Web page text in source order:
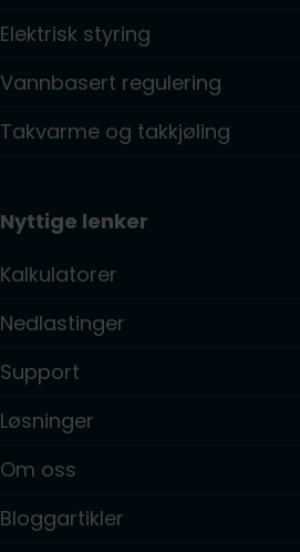
Elektrisk styring
Vannbasert regulering
Takvarme og takkjøling
Nyttige lenker
Kalkulatorer
Nedlastinger
Support
Løsninger
Om oss
Bloggartikler